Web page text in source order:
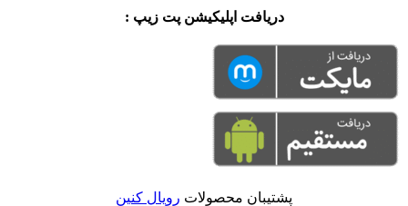
دریافت اپلیکیشن پت زیپ :
پشتیبان محصولات رویال کنین